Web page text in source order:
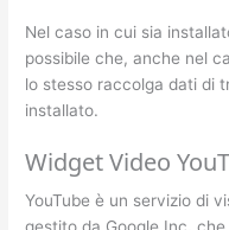
Nel caso in cui sia
possibile che, anche nel
lo stesso raccolga dati di
installato.
Widget Video
YouTube è un servizio di